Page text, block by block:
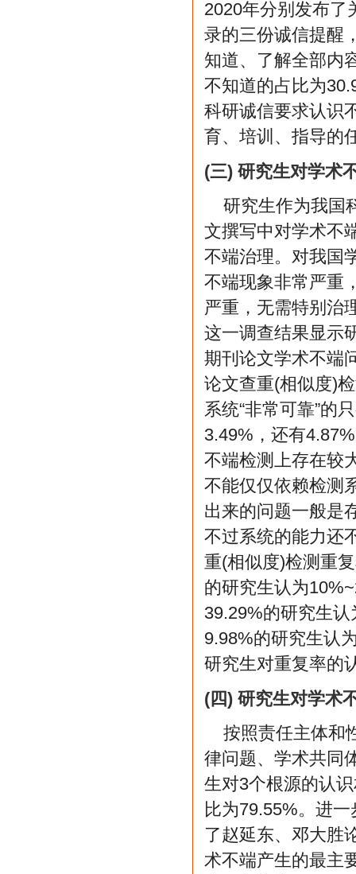
2020年分别发布了
录的三份诚信提醒
知道、了解全部内
不知道的占比为
科研诚信要求认识
育、培训、指导的
(三) 研究生对学术
研究生作为我国
文撰写中对学术不
不端治理。对我国
不端现象非常严重
严重，无需特别治
这一调查结果显示
期刊论文学术不端
论文查重(相似度)
系统“非常可靠”的
3.49%，还有
不端检测上存在较
不能仅仅依赖检测
出来的问题一般是
不过系统的能力还
重(相似度)检测重
的研究生认为
39.29%的研究生
9.98%的研究生认
研究生对重复率的
(四) 研究生对学术
按照责任主体和
律问题、学术共同
生对3个根源的认
比为79.55%。进
了赵延东、邓大胜
术不端产生的最主